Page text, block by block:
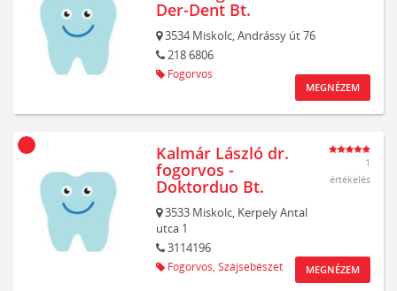
Der-Dent Bt.
3534 Miskolc,Andrássy út 76
218 6806
Fogorvos
MEGNÉZEM
Kalmár László dr.
fogorvos -
Doktorduo Bt.
3533 Miskolc, Kerpely Antal
utca 1
3114196
Fogorvos, Szájsebészet
1
értékelés
MEGNÉZEM